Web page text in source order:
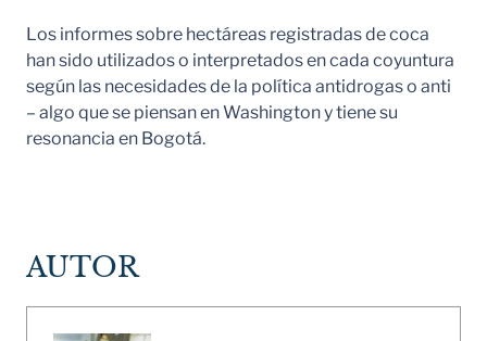
Los informes sobre hectáreas registradas de coca
han sido utilizados o interpretados en cada coyuntura
según las necesidades de la política antidrogas o anti
– algo que se piensan en Washington y tiene su
resonancia en Bogotá.
AUTOR